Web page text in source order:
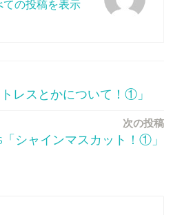
ての投稿を表示
レスとかについて！①」
次の投稿
「シャインマスカット！①」